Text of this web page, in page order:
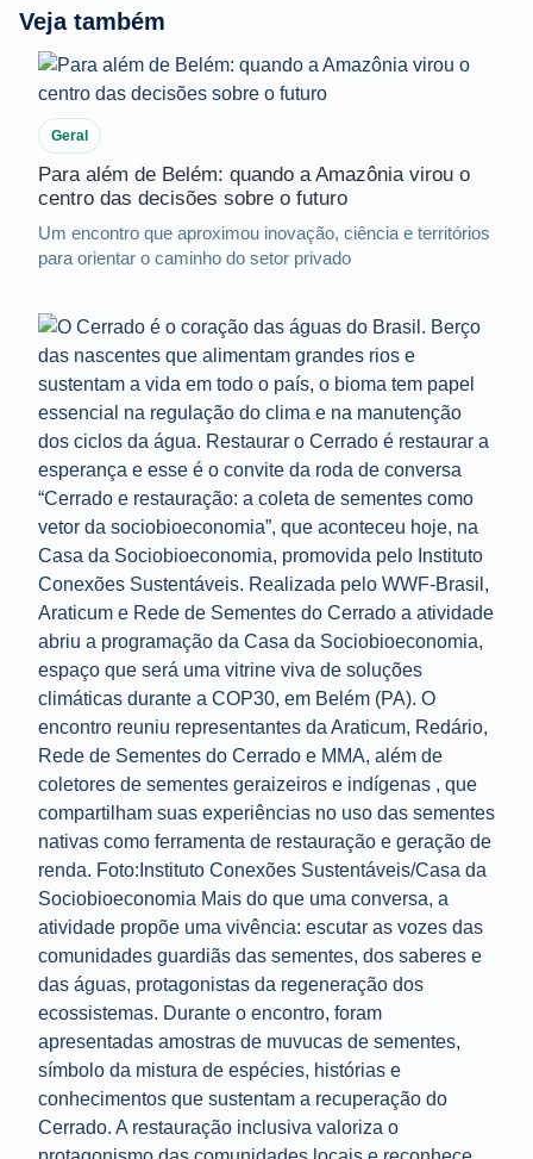
Veja também
Geral
Para além de Belém: quando a Amazônia virou o
centro das decisões sobre o futuro
Um encontro que aproximou inovação, ciência e territórios
para orientar o caminho do setor privado